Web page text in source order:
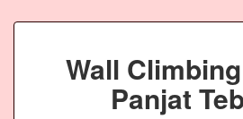
Wall
Panjat